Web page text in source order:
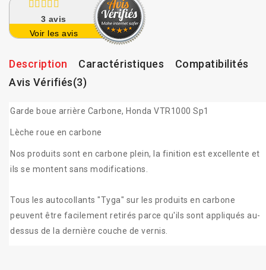
3 avis
Voir les avis
Description Caractéristiques
Compatibilités
Avis Vérifiés(3)
Garde boue arrière Carbone, Honda VTR1000 Sp1
Lèche roue en carbone
Nos produits sont en carbone plein, la finition est excellente et
ils se montent sans modifications.
Tous les autocollants "Tyga" sur les produits en carbone
peuvent être facilement retirés parce qu'ils sont appliqués au-
dessus de la dernière couche de vernis.